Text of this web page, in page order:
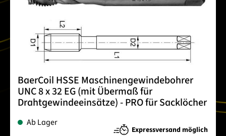
BaerCoil HSSE Maschinengewindebohrer
UNC 8 x 32 EG (mit Übermaß für
Drahtgewindeeinsätze) - PRO für Sacklöcher
Ab Lager
Expressversand möglich